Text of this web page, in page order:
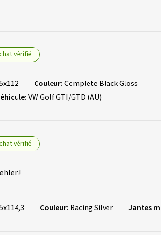
vérifié
Couleur:Complete Black Gloss
VW Golf GTI/GTD (AU)
vérifié
Couleur: Racing Silver Jantes